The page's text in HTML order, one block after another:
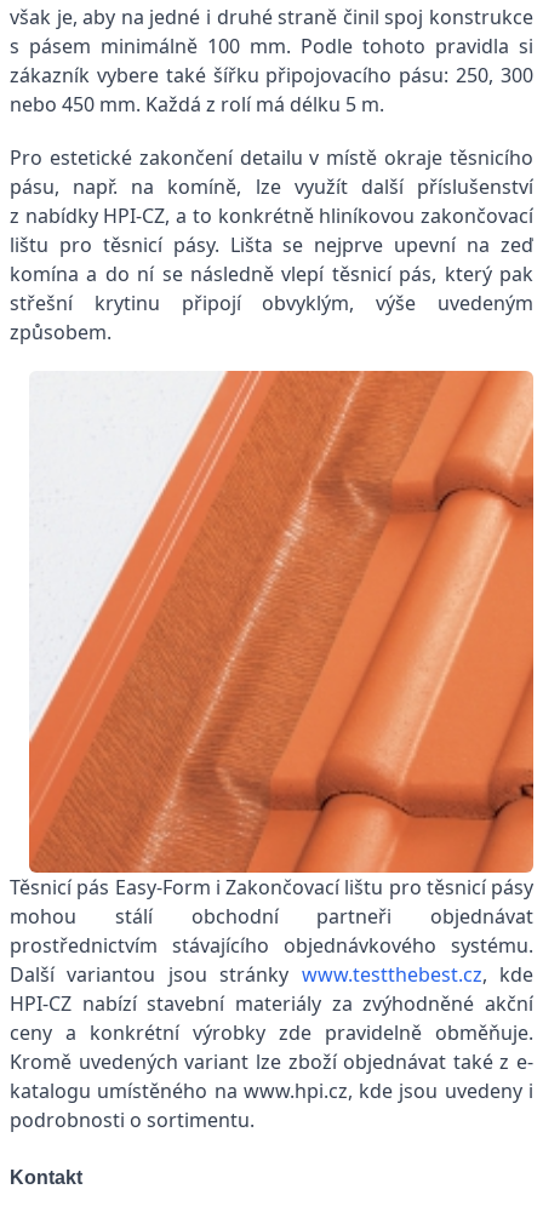
však je, aby na jedné i druhé straně činil spoj konstrukce
s pásem minimálně 100 mm. Podle tohoto pravidla si
zákazník vybere také šířku připojovacího pásu: 250, 300
nebo 450 mm. Každá z rolí má délku 5 m.
Pro estetické zakončení detailu v místě okraje těsnicího
pásu, např. na komíně, lze využít další příslušenství
z nabídky HPI-CZ, a to konkrétně hliníkovou zakončovací
lištu pro těsnicí pásy. Lišta se nejprve upevní na zeď
komína a do ní se následně vlepí těsnicí pás, který pak
střešní krytinu připojí obvyklým, výše uvedeným
způsobem.
Těsnicí pás Easy-Form i Zakončovací lištu pro těsnicí pásy
mohou stálí obchodní partneři objednávat
prostřednictvím stávajícího objednávkového systému.
Další variantou jsou stránky www.testthebest.cz, kde
HPI-CZ nabízí stavební materiály za zvýhodněné akční
ceny a konkrétní výrobky zde pravidelně obměňuje.
Kromě uvedených variant lze zboží objednávat také z e-
katalogu umístěného na www.hpi.cz, kde jsou uvedeny i
podrobnosti o sortimentu.
Kontakt